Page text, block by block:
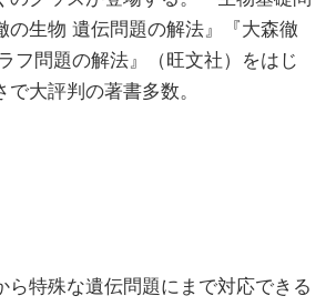
の生物 遺伝問題の解法』『大森徹
フ問題の解法』（旺文社）をはじ
大評判の著書多数。
ら特殊な遺伝問題にまで対応できる